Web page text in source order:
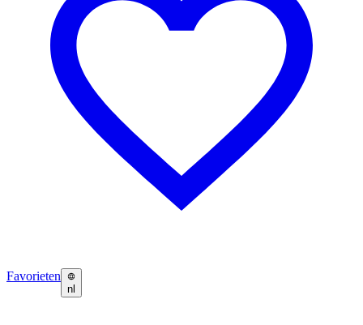
Favorieten
nl